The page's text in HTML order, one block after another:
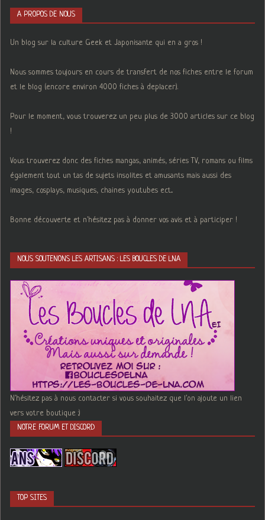
A PROPOS DE NOUS
Un blog sur la culture Geek et Japonisante qui en a gros !
Nous sommes toujours en cours de transfert de nos fiches entre le forum
et le blog (encore environ 4000 fiches à deplacer).
Pour le moment, vous trouverez un peu plus de 3000 articles sur ce blog
!
Vous trouverez donc des fiches mangas, animés, séries TV, romans ou films
également tout un tas de sujets insolites et amusants mais aussi des
images, cosplays, musiques, chaines youtubes ect...
Bonne découverte et n'hésitez pas à donner vos avis et à participer !
NOUS SOUTENONS LES ARTISANS : LES BOUCLES DE LNA
N'hésitez pas à nous contacter si vous souhaitez que l'on ajoute un lien
vers votre boutique :)
NOTRE FORUM ET DISCORD
TOP SITES